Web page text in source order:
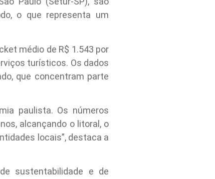
o que representa um
médio de R$ 1.543 por
turísticos. Os dados
que concentram parte
paulista. Os números
alcançando o litoral, o
locais”, destaca a
sustentabilidade e de